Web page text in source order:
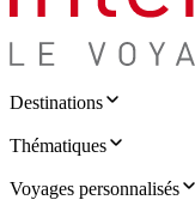
Destinations
Thématiques
Voyages personnalisés